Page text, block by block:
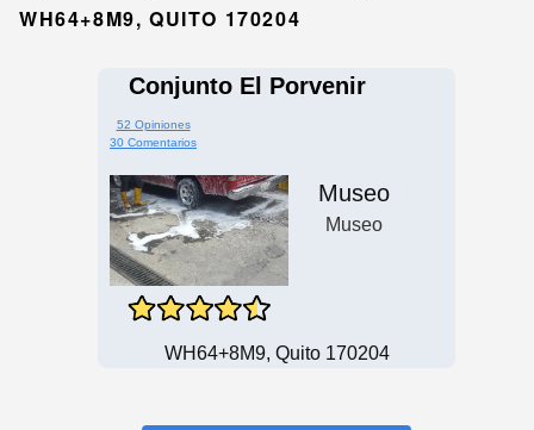
WH64+8M9, QUITO 170204
Conjunto El Porvenir
52 Opiniones
30 Comentarios
Museo
Museo
WH64+8M9, Quito 170204